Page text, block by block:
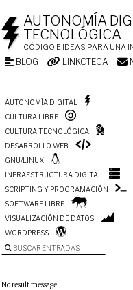
AUTONOMÍA
TECNOLÓGICA
CÓDIGO E IDEAS PARA UNA
BLOG LINKOTECA
AUTONOMÍA DIGITAL
CULTURA LIBRE
CULTURA TECNOLÓGICA
DESARROLLO WEB
GNU/LINUX
INFRAESTRUCTURA DIGITAL
SCRIPTING Y PROGRAMACIÓN
SOFTWARE LIBRE
VISUALIZACIÓN DE DATOS
WORDPRESS
BUSCAR ENTRADAS
No result message.